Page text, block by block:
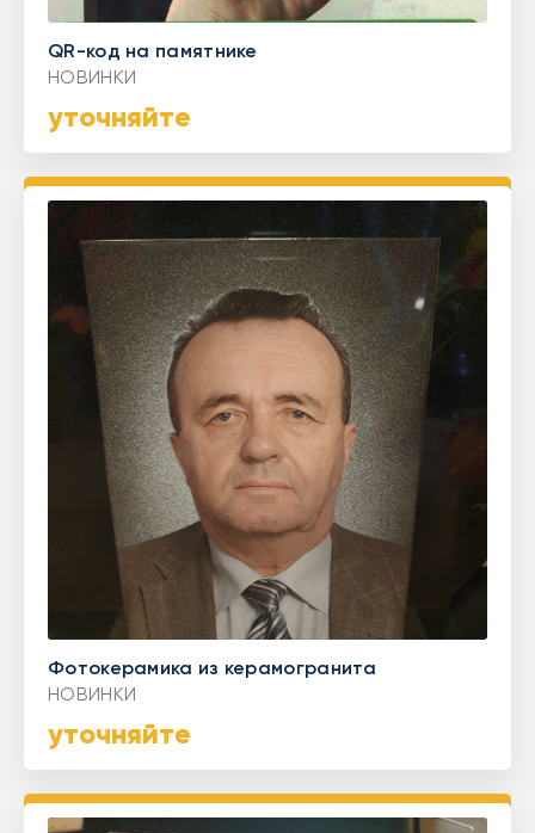
QR-код на памятнике
НОВИНКИ
уточняйте
Фотокерамика из керамогранита
НОВИНКИ
уточняйте